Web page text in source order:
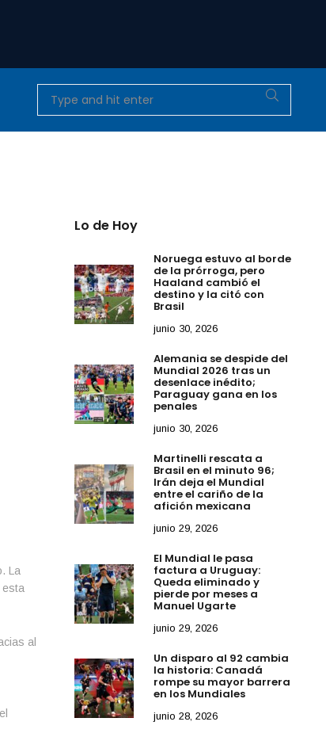
La
al
Lo de Hoy
Noruega estuvo al borde
de la prórroga, pero
Haaland cambió el
destino y la citó con
Brasil
junio 30, 2026
Alemania se despide del
Mundial 2026 tras un
desenlace inédito;
Paraguay gana en los
penales
junio 30, 2026
Martinelli rescata a
Brasil en el minuto 96;
Irán deja el Mundial
entre el cariño de la
afición mexicana
junio 29, 2026
El Mundial le pasa
factura a Uruguay:
Queda eliminado y
pierde por meses a
Manuel Ugarte
junio 29, 2026
Un disparo al 92 cambia
la historia: Canadá
rompe su mayor barrera
en los Mundiales
junio 28, 2026